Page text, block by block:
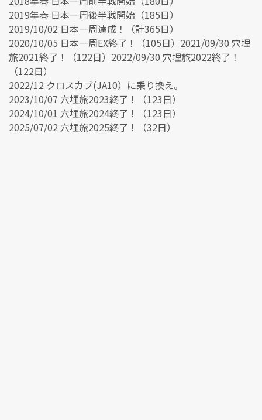
2019年春 日本一周後半戦開始（185日）
2019/10/02 日本一周達成！（計365日）
2020/10/05 日本一周EX終了！（105日）2021/09/30 穴埋
旅2021終了！（122日）2022/09/30 穴埋旅2022終了！
（122日）
2022/12 クロスカブ(JA10）に乗り換え。
2023/10/07 穴埋旅2023終了！（123日）
2024/10/01 穴埋旅2024終了！（123日）
2025/07/02 穴埋旅2025終了！（32日）